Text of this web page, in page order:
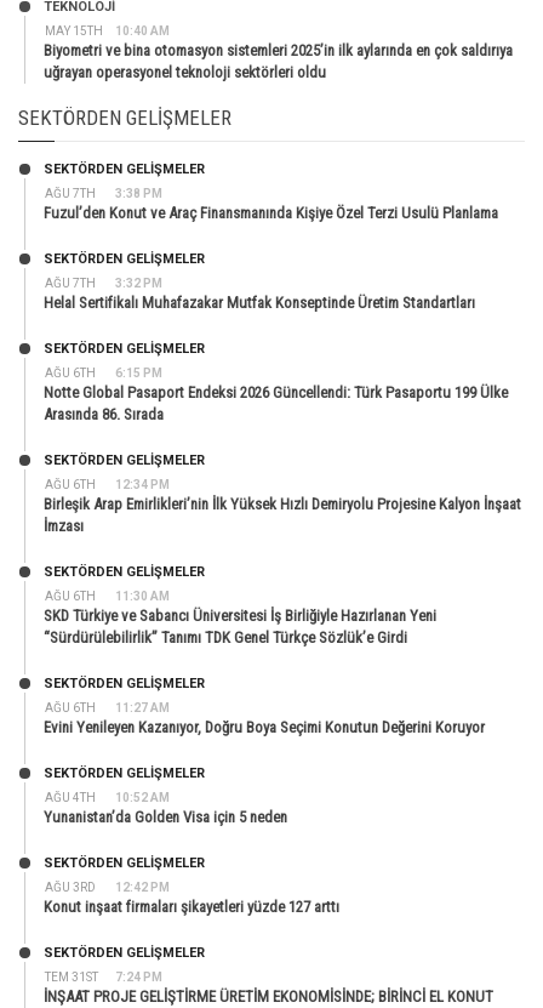
MAY 15TH 10:40 AM
TEKNOLOJİ
Biyometri ve bina otomasyon sistemleri 2025’in ilk aylarında en çok saldırıya
uğrayan operasyonel teknoloji sektörleri oldu
SEKTÖRDEN GELIŞMELER
AĞU 7TH 3:38 PM
SEKTÖRDEN GELIŞMELER
Fuzul’den Konut ve Araç Finansmanında Kişiye Özel Terzi Usulü Planlama
AĞU 7TH 3:32 PM
SEKTÖRDEN GELIŞMELER
Helal Sertifikalı Muhafazakar Mutfak Konseptinde Üretim Standartları
AĞU 6TH 6:15 PM
SEKTÖRDEN GELIŞMELER
Notte Global Pasaport Endeksi 2026 Güncellendi: Türk Pasaportu 199 Ülke
Arasında 86. Sırada
AĞU 6TH 12:34 PM
SEKTÖRDEN GELIŞMELER
Birleşik Arap Emirlikleri’nin İlk Yüksek Hızlı Demiryolu Projesine Kalyon İnşaat
İmzası
AĞU 6TH 11:30 AM
SEKTÖRDEN GELIŞMELER
SKD Türkiye ve Sabancı Üniversitesi İş Birliğiyle Hazırlanan Yeni
“Sürdürülebilirlik” Tanımı TDK Genel Türkçe Sözlük’e Girdi
AĞU 6TH 11:27 AM
SEKTÖRDEN GELIŞMELER
Evini Yenileyen Kazanıyor, Doğru Boya Seçimi Konutun Değerini Koruyor
AĞU 4TH 10:52 AM
SEKTÖRDEN GELIŞMELER
Yunanistan’da Golden Visa için 5 neden
AĞU 3RD 12:42 PM
SEKTÖRDEN GELIŞMELER
Konut inşaat firmaları şikayetleri yüzde 127 arttı
TEM 31ST 7:24 PM
SEKTÖRDEN GELIŞMELER
İNŞAAT PROJE GELİŞTİRME ÜRETİM EKONOMİSİNDE; BİRİNCİ EL KONUT